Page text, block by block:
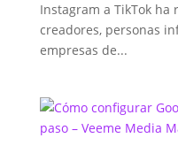
Instagram a TikTok
creadores, personas
empresas de...